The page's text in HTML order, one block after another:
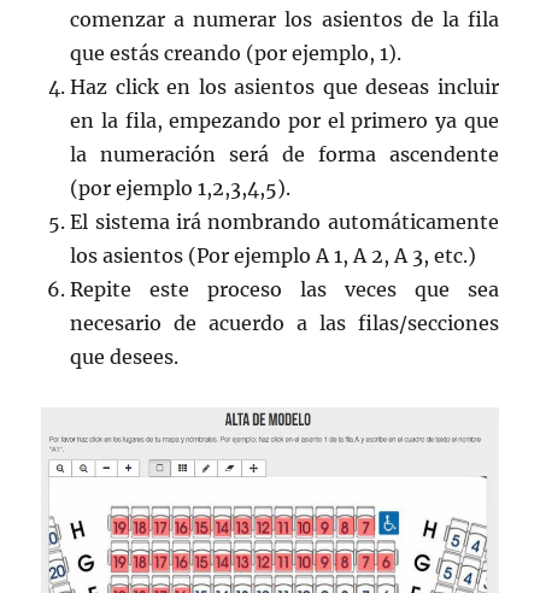
comenzar a numerar los asientos de la fila
que estás creando (por ejemplo, 1).
Haz click en los asientos que deseas incluir
en la fila, empezando por el primero ya que
la numeración será de forma ascendente
(por ejemplo 1,2,3,4,5).
El sistema irá nombrando automáticamente
los asientos (Por ejemplo A 1, A 2, A 3, etc.)
Repite este proceso las veces que sea
necesario de acuerdo a las filas/secciones
que desees.